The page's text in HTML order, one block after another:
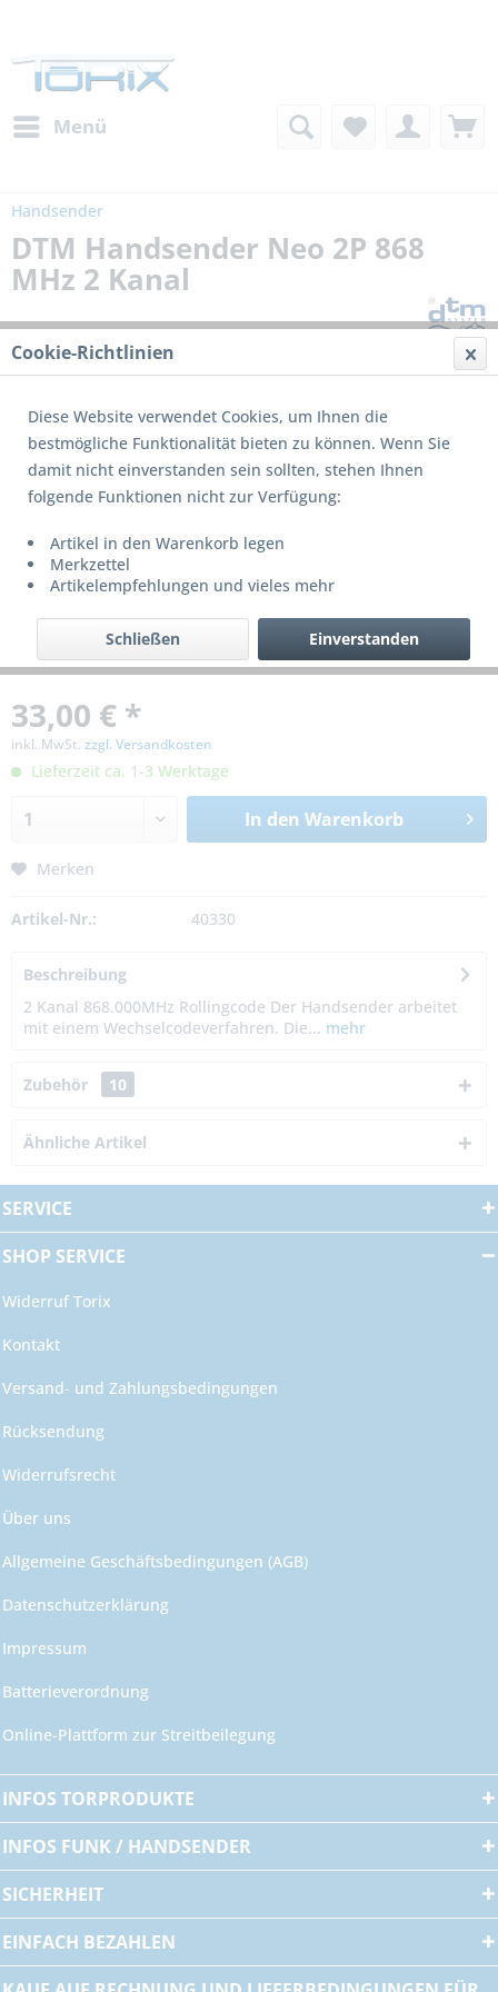
Menü
Handsender
DTM Handsender Neo 2P 868
MHz 2 Kanal
33,00 € *
inkl. MwSt. zzgl. Versandkosten
Lieferzeit ca. 1-3 Werktage
In den Warenkorb
Merken
Artikel-Nr.: 40330
Beschreibung
2 Kanal 868.000MHz Rollingcode Der Handsender arbeitet
mit einem Wechselcodeverfahren. Die... mehr
Zubehör 10
Ähnliche Artikel
SERVICE
SHOP SERVICE
Widerruf Torix
Kontakt
Versand- und Zahlungsbedingungen
Rücksendung
Widerrufsrecht
Über uns
Allgemeine Geschäftsbedingungen (AGB)
Datenschutzerklärung
Impressum
Batterieverordnung
Online-Plattform zur Streitbeilegung
INFOS TORPRODUKTE
INFOS FUNK / HANDSENDER
SICHERHEIT
EINFACH BEZAHLEN
Cookie-Richtlinien
Diese Website verwendet Cookies, um Ihnen die
bestmögliche Funktionalität bieten zu können. Wenn Sie
damit nicht einverstanden sein sollten, stehen Ihnen
folgende Funktionen nicht zur Verfügung:
Artikel in den Warenkorb legen
Merkzettel
Artikelempfehlungen und vieles mehr
Einverstanden
Schließen